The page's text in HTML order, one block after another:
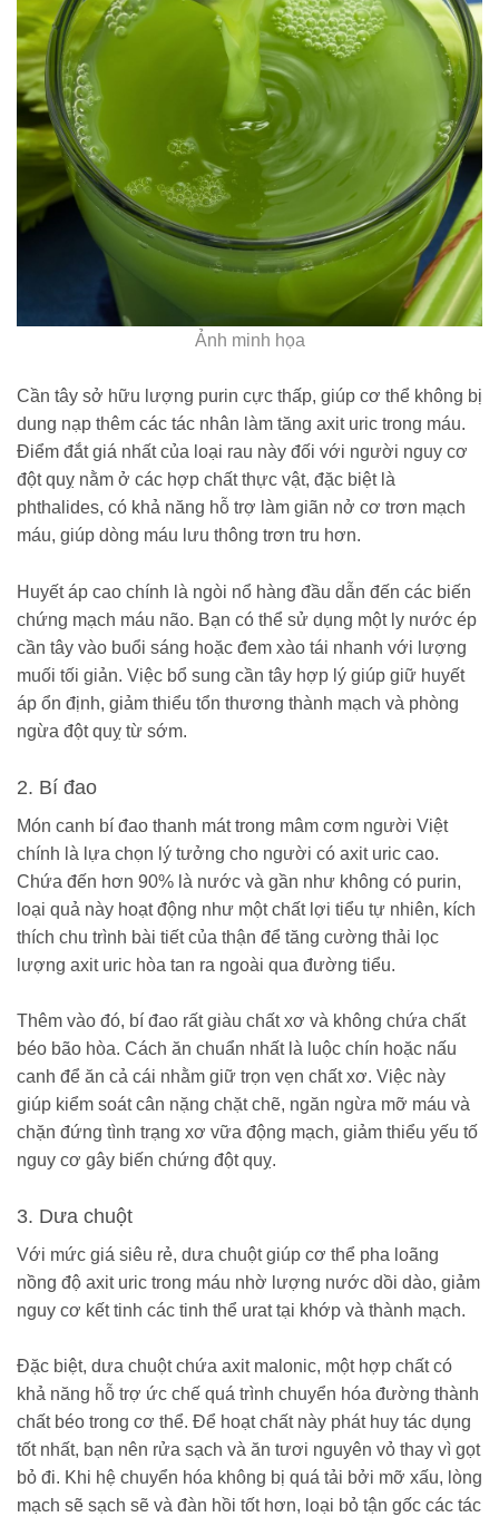
Ảnh minh họa
Cần tây sở hữu lượng purin cực thấp, giúp cơ thể không bị
dung nạp thêm các tác nhân làm tăng axit uric trong máu.
Điểm đắt giá nhất của loại rau này đối với người nguy cơ
đột quỵ nằm ở các hợp chất thực vật, đặc biệt là
phthalides, có khả năng hỗ trợ làm giãn nở cơ trơn mạch
máu, giúp dòng máu lưu thông trơn tru hơn.
Huyết áp cao chính là ngòi nổ hàng đầu dẫn đến các biến
chứng mạch máu não. Bạn có thể sử dụng một ly nước ép
cần tây vào buổi sáng hoặc đem xào tái nhanh với lượng
muối tối giản. Việc bổ sung cần tây hợp lý giúp giữ huyết
áp ổn định, giảm thiểu tổn thương thành mạch và phòng
ngừa đột quỵ từ sớm.
2. Bí đao
Món canh bí đao thanh mát trong mâm cơm người Việt
chính là lựa chọn lý tưởng cho người có axit uric cao.
Chứa đến hơn 90% là nước và gần như không có purin,
loại quả này hoạt động như một chất lợi tiểu tự nhiên, kích
thích chu trình bài tiết của thận để tăng cường thải lọc
lượng axit uric hòa tan ra ngoài qua đường tiểu.
Thêm vào đó, bí đao rất giàu chất xơ và không chứa chất
béo bão hòa. Cách ăn chuẩn nhất là luộc chín hoặc nấu
canh để ăn cả cái nhằm giữ trọn vẹn chất xơ. Việc này
giúp kiểm soát cân nặng chặt chẽ, ngăn ngừa mỡ máu và
chặn đứng tình trạng xơ vữa động mạch, giảm thiểu yếu tố
nguy cơ gây biến chứng đột quỵ.
3. Dưa chuột
Với mức giá siêu rẻ, dưa chuột giúp cơ thể pha loãng
nồng độ axit uric trong máu nhờ lượng nước dồi dào, giảm
nguy cơ kết tinh các tinh thể urat tại khớp và thành mạch.
Đặc biệt, dưa chuột chứa axit malonic, một hợp chất có
khả năng hỗ trợ ức chế quá trình chuyển hóa đường thành
chất béo trong cơ thể. Để hoạt chất này phát huy tác dụng
tốt nhất, bạn nên rửa sạch và ăn tươi nguyên vỏ thay vì gọt
bỏ đi. Khi hệ chuyển hóa không bị quá tải bởi mỡ xấu, lòng
mạch sẽ sạch sẽ và đàn hồi tốt hơn, loại bỏ tận gốc các tác